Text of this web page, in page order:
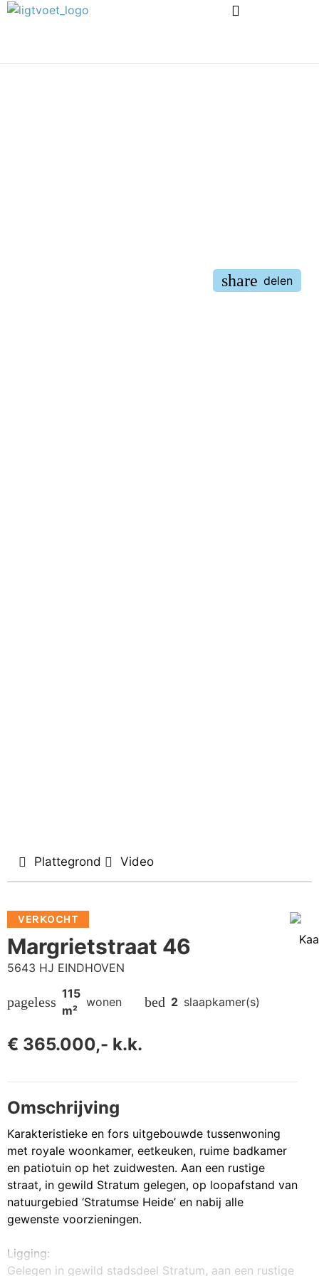
Margrietstraat 46
share delen
Plattegrond Video
VERKOCHT
Margrietstraat 46
5643 HJ EINDHOVEN
pageless
115
m²
wonen bed 2 slaapkamer(s)
€ 365.000,- k.k.
Omschrijving
Karakteristieke en fors uitgebouwde tussenwoning
met royale woonkamer, eetkeuken, ruime badkamer
en patiotuin op het zuidwesten. Aan een rustige
straat, in gewild Stratum gelegen, op loopafstand van
natuurgebied ‘Stratumse Heide’ en nabij alle
gewenste voorzieningen.
Ligging:
Gelegen in gewild stadsdeel Stratum, aan een rustige